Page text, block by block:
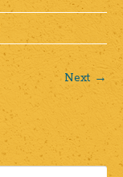
Next →